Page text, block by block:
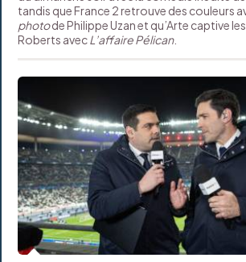
tandis que France 2 retrouve des couleurs
photode Philippe Uzan et qu’Arte captive
Roberts avecL’affaire Pélican.